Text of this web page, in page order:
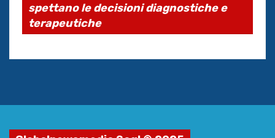
spettano le decisioni diagnostiche e
terapeutiche